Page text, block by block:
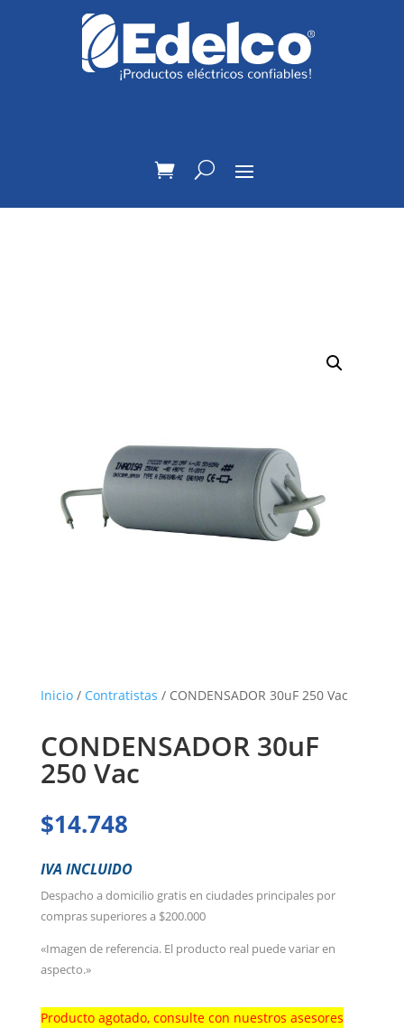
Inicio/ Contratistas / CONDENSADOR 30uF 250 Vac
CONDENSADOR 30uF
250 Vac
$14.748
IVA INCLUIDO
Despacho a domicilio gratis en ciudades principales por
compras superiores a $200.000
«Imagen de referencia. El producto real puede variar en
aspecto.»
Producto agotado, consulte con nuestros asesores